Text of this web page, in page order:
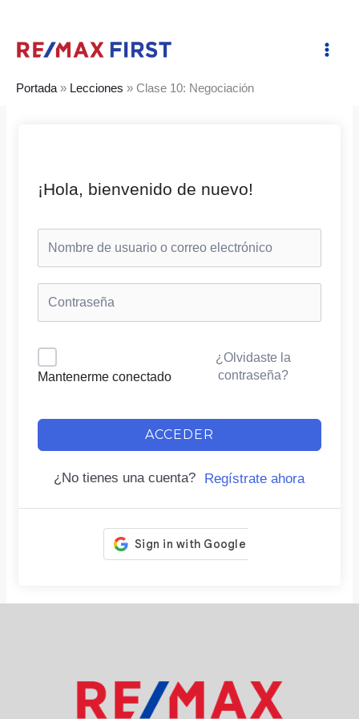
contenido
Portada » Lecciones » Clase 10: Negociación
¡Hola, bienvenido de nuevo!
Mantenerme conectado
¿Olvidaste la
contraseña?
ACCEDER
¿No tienes una cuenta? Regístrate ahora